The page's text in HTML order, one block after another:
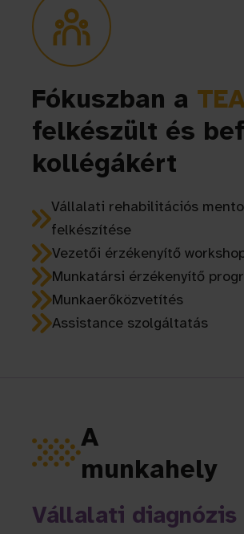
Fókuszban a
felkészült és
kollégákért
Vállalati rehabilitációs
felkészítése
Vezetői érzékenyítő
Munkatársi érzékenyítő
Munkaerőközvetítés
Assistance szolgáltatás
A
munkahely
Vállalati diagnózis